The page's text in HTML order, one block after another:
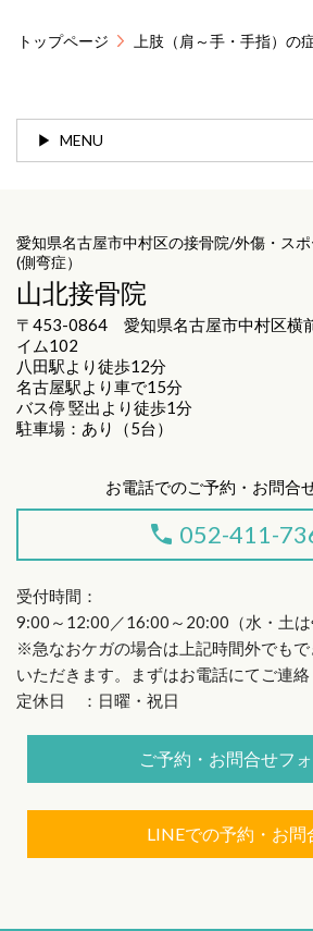
トップページ 上肢（肩～手・手指）の
MENU
愛知県名古屋市中村区の接骨院/外傷・ス
(側弯症）
山北接骨院
〒453-0864 愛知県名古屋市中村区横
イム102
八田駅より徒歩12分
名古屋駅より車で15分
バス停 竪出より徒歩1分
駐車場：あり（5台）
お電話でのご予約・お問合
052-411-
受付時間：
9:00～12:00／16:00～20:00（水・土は
※急なおケガの場合は上記時間外でも
いただきます。まずはお電話にてご連絡
定休日 ：日曜・祝日
ご予約・お問合せフ
LINEでの予約・お問